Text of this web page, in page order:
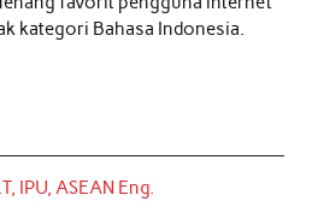
kategori Bahasa Indonesia.
IPU, ASEAN Eng.